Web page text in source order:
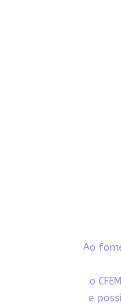
Ao
o
e